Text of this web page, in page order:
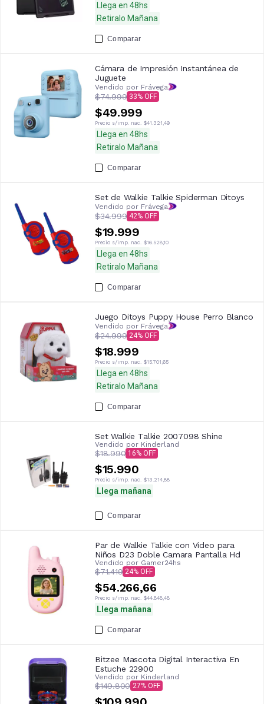
Llega en 48hs
Retiralo Mañana
Comparar
Cámara de Impresión Instantánea de
Juguete
Vendido por Frávega
$74.999 33
$49.999
Precio s/imp. nac. $41.321,49
Llega en 48hs
Retiralo Mañana
Comparar
Set de Walkie Talkie Spiderman Ditoys
Vendido por Frávega
$34.999 42
$19.999
Precio s/imp. nac. $16.528,10
Llega en 48hs
Retiralo Mañana
Comparar
Juego Ditoys Puppy House Perro Blanco
Vendido por Frávega
$24.999 24
$18.999
Precio s/imp. nac. $15.701,65
Llega en 48hs
Retiralo Mañana
Comparar
Set Walkie Talkie 2007098 Shine
Vendido por Kinderland
$18.990 16
$15.990
Precio s/imp. nac. $13.214,88
Llega mañana
Comparar
Par de Walkie Talkie con Video para
Niños D23 Doble Camara Pantalla Hd
Vendido por Gamer24hs
$71.419 24
$54.266,66
Precio s/imp. nac. $44.848,48
Llega mañana
Comparar
Bitzee Mascota Digital Interactiva En
Estuche 22900
Vendido por Kinderland
$149.800 27